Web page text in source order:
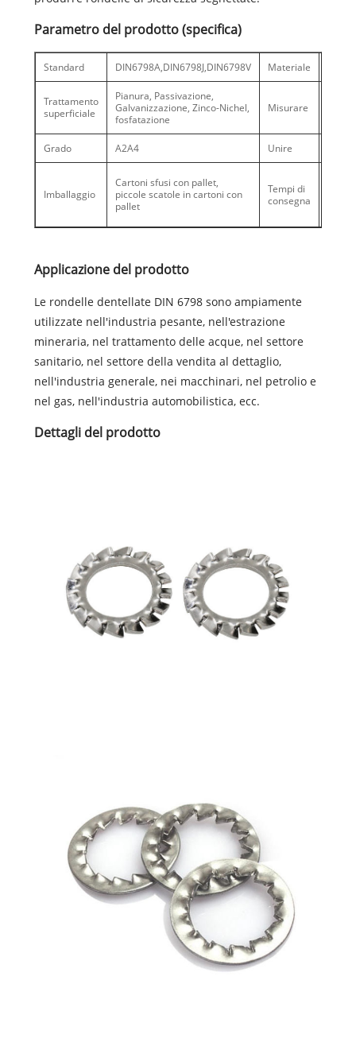
Parametro del prodotto (specifica)
Standard DIN6798A,DIN6798J,DIN6798V Materiale
Trattamento
superficiale
Pianura, Passivazione,
Galvanizzazione, Zinco-Nichel,
fosfatazione
Misurare
Grado A2A4 Unire
Imballaggio
Cartoni sfusi con pallet,
piccole scatole in cartoni con
pallet
Tempi di
consegna
Applicazione del prodotto
Le rondelle dentellate DIN 6798 sono ampiamente
utilizzate nell'industria pesante, nell'estrazione
mineraria, nel trattamento delle acque, nel settore
sanitario, nel settore della vendita al dettaglio,
nell'industria generale, nei macchinari, nel petrolio e
nel gas, nell'industria automobilistica, ecc.
Dettagli del prodotto